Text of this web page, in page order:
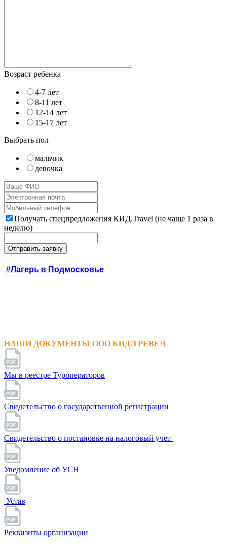
Возраст ребенка
4-7 лет
8-11 лет
12-14 лет
15-17 лет
Выбрать пол
мальчик
девочка
Получать спецпредложения КИД.Travel (не чаще 1 раза в
неделю)
#Лагерь в Подмосковье
НАШИ ДОКУМЕНТЫ ООО КИД.ТРЕВЕЛ
Мы в реестре Туроператоров
Свидетельство о государственной регистрации
Свидетельство о постановке на налоговый учет
Уведомление об УСН
Устав
Реквизиты организации